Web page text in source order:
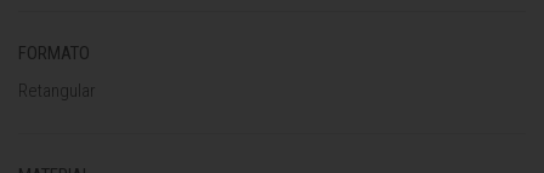
FORMATO
Retangular